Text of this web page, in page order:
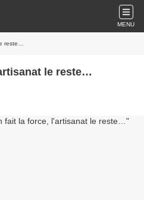
MENU
reste…
le reste…